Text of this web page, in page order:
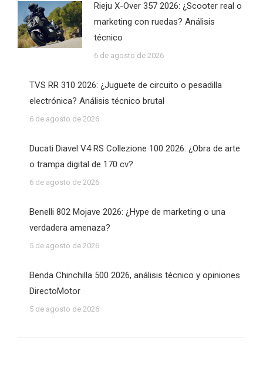
Rieju X-Over 357 2026: ¿Scooter real o
marketing con ruedas? Análisis
técnico
6 de agosto de 2026
TVS RR 310 2026: ¿Juguete de circuito o pesadilla
electrónica? Análisis técnico brutal
6 de agosto de 2026
Ducati Diavel V4 RS Collezione 100 2026: ¿Obra de arte
o trampa digital de 170 cv?
6 de agosto de 2026
Benelli 802 Mojave 2026: ¿Hype de marketing o una
verdadera amenaza?
5 de agosto de 2026
Benda Chinchilla 500 2026, análisis técnico y opiniones
DirectoMotor
5 de agosto de 2026